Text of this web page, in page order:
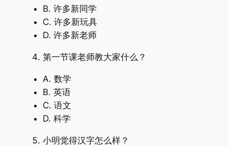
B. 许多新同学
C. 许多新玩具
D. 许多新老师
第一节课老师教大家什么？
A. 数学
B. 英语
C. 语文
D. 科学
小明觉得汉字怎么样？